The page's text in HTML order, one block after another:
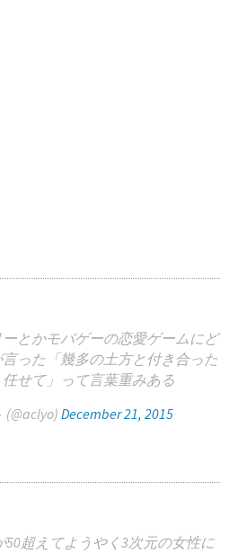
とかモバゲーの恋愛ゲームにど
った「幾多の土方と付き合った
せて」って言葉重みある
December 21, 2015
50超えてようやく3次元の女性に